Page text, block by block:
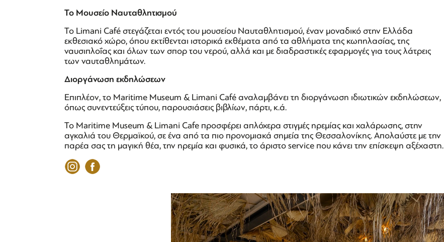
Το Μουσείο Ναυταθλητισμού
To Limani Café στεγάζεται εντός του μουσείου Ναυταθλητισμού, έναν μοναδικό στην Ελλάδα
εκθεσιακό χώρο, όπου εκτίθενται ιστορικά εκθέματα από τα αθλήματα της κωπηλασίας, της
ναυσιπλοΐας και όλων των σπορ του νερού, αλλά και με διαδραστικές εφαρμογές για τους λάτρεις
των ναυταθλημάτων.
Διοργάνωση εκδηλώσεων
Επιπλέον, το Maritime Museum & Limani Café αναλαμβάνει τη διοργάνωση ιδιωτικών εκδηλώσεων,
όπως συνεντεύξεις τύπου, παρουσιάσεις βιβλίων, πάρτι, κ.ά.
Το Maritime Museum & Limani Cafe προσφέρει απλόχερα στιγμές ηρεμίας και χαλάρωσης, στην
αγκαλιά του Θερμαϊκού, σε ένα από τα πιο προνομιακά σημεία της Θεσσαλονίκης. Απολαύστε με την
παρέα σας τη μαγική θέα, την ηρεμία και φυσικά, το άριστο service που κάνει την επίσκεψη αξέχαστη.